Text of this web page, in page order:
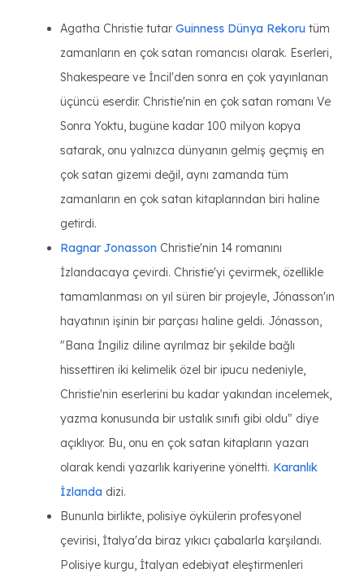
Agatha Christie tutar Guinness Dünya Rekoru tüm
zamanların en çok satan romancısı olarak. Eserleri,
Shakespeare ve İncil'den sonra en çok yayınlanan
üçüncü eserdir. Christie'nin en çok satan romanı Ve
Sonra Yoktu, bugüne kadar 100 milyon kopya
satarak, onu yalnızca dünyanın gelmiş geçmiş en
çok satan gizemi değil, aynı zamanda tüm
zamanların en çok satan kitaplarından biri haline
getirdi.
Ragnar Jonasson Christie'nin 14 romanını
İzlandacaya çevirdi. Christie'yi çevirmek, özellikle
tamamlanması on yıl süren bir projeyle, Jónasson'ın
hayatının işinin bir parçası haline geldi. Jónasson,
"Bana İngiliz diline ayrılmaz bir şekilde bağlı
hissettiren iki kelimelik özel bir ipucu nedeniyle,
Christie'nin eserlerini bu kadar yakından incelemek,
yazma konusunda bir ustalık sınıfı gibi oldu" diye
açıklıyor. Bu, onu en çok satan kitapların yazarı
olarak kendi yazarlık kariyerine yöneltti. Karanlık
İzlanda dizi.
Bununla birlikte, polisiye öykülerin profesyonel
çevirisi, İtalya'da biraz yıkıcı çabalarla karşılandı.
Polisiye kurgu, İtalyan edebiyat eleştirmenleri